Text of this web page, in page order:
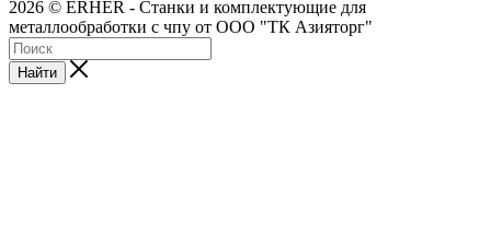
2026 © ERHER - Станки и комплектующие для
металлообработки с чпу от ООО "ТК Азияторг"
Найти